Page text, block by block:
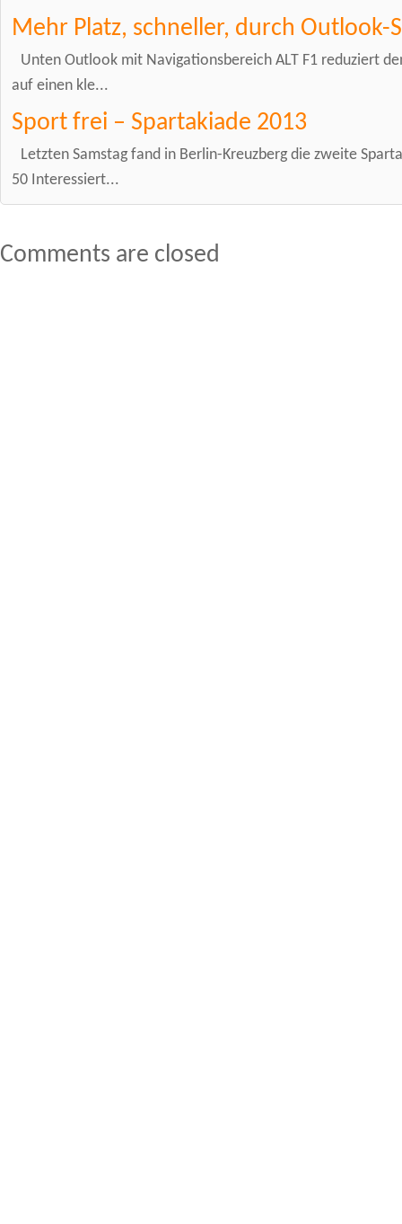
Mehr Platz, schneller, durch Outlook-
Unten Outlook mit Navigationsbereich ALT F1 reduziert
auf einen kle...
Sport frei – Spartakiade 2013
Letzten Samstag fand in Berlin-Kreuzberg die zweite
50 Interessiert...
Comments are closed